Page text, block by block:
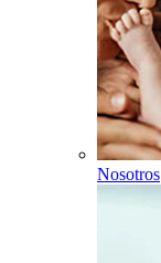
Nosotros